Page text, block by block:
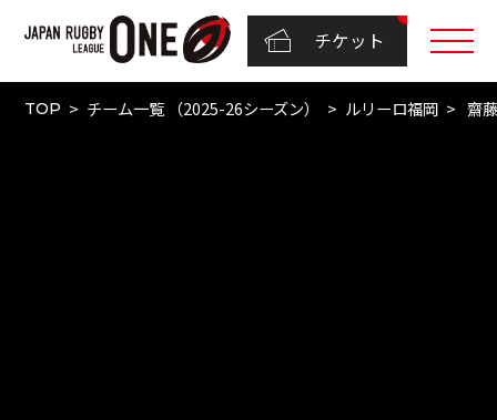
チケット
TOP チーム一覧 （2025-26シーズン） ルリーロ福岡 齋